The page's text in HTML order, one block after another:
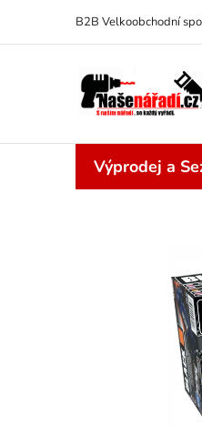
obsah
B2B Velkoobchodní
Výprodej a